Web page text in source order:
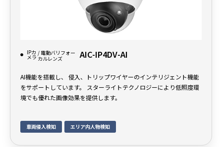
IPカ
メラ
/ 電動バリフォー
カルレンズ
AIC-IP4DV-AI
AI機能を搭載し、 侵入、トリップワイヤーのインテリジェント機能
をサポートしています。 スターライトテクノロジーにより低照度環
境でも優れた画像効果を提供します。
車両侵入検知 エリア内人物検知